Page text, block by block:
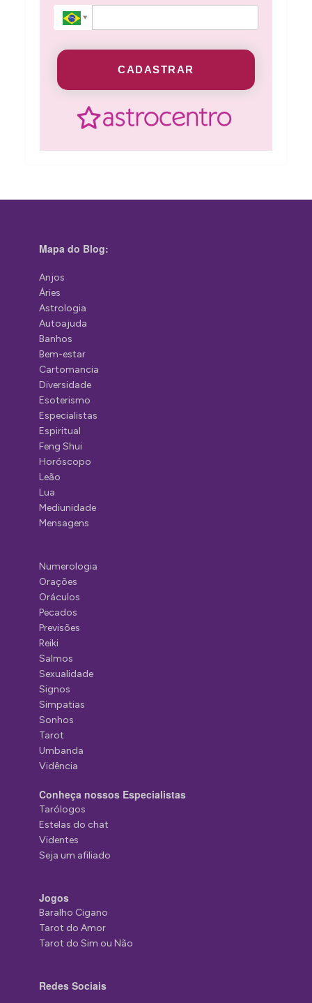
CADASTRAR
Mapa do Blog:
Anjos
Áries
Astrologia
Autoajuda
Banhos
Bem-estar
Cartomancia
Diversidade
Esoterismo
Especialistas
Espiritual
Feng Shui
Horóscopo
Leão
Lua
Mediunidade
Mensagens
Numerologia
Orações
Oráculos
Pecados
Previsões
Reiki
Salmos
Sexualidade
Signos
Simpatias
Sonhos
Tarot
Umbanda
Vidência
Conheça nossos Especialistas
Tarólogos
Estelas do chat
Videntes
Seja um afiliado
Jogos
Baralho Cigano
Tarot do Amor
Tarot do Sim ou Não
Redes Sociais